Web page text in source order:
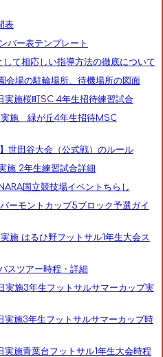
表
バー表テンプレート
して相応しい指導方法の徹底について
会場の駐輪場所、待機場所の図面
実施桜町SC 4年生招待練習試合
実施 緑が丘4年生招待MSC
】世田谷大会（公式戦）のルール
施 2年生練習試合詳細
国立競技場イベントちらし
ーモントカップ5ブロック予選ガイ
施 はるひ野フットサル1年生大会ス
スツアー時程・詳細
実施3年生フットサルサマーカップ実
実施3年生フットサルサマーカップ時
実施青葉台フットサル1年生大会時程